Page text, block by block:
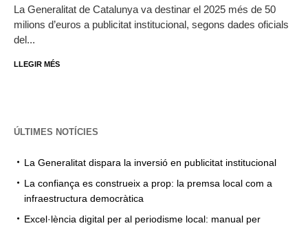
La Generalitat de Catalunya va destinar el 2025 més de 50
milions d’euros a publicitat institucional, segons dades oficials
del...
LLEGIR MÉS
ÚLTIMES NOTÍCIES
La Generalitat dispara la inversió en publicitat institucional
La confiança es construeix a prop: la premsa local com a
infraestructura democràtica
Excel·lència digital per al periodisme local: manual per